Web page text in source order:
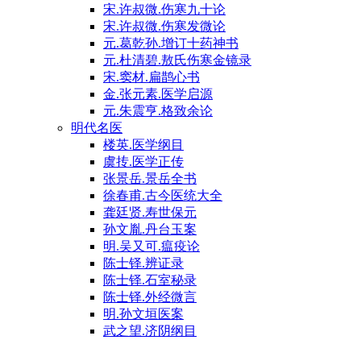
宋.许叔微.伤寒九十论
宋.许叔微.伤寒发微论
元.葛乾孙.增订十药神书
元.杜清碧.敖氏伤寒金镜录
宋.窦材.扁鹊心书
金.张元素.医学启源
元.朱震亨.格致余论
明代名医
楼英.医学纲目
虞抟.医学正传
张景岳.景岳全书
徐春甫.古今医统大全
龚廷贤.寿世保元
孙文胤.丹台玉案
明.吴又可.瘟疫论
陈士铎.辨证录
陈士铎.石室秘录
陈士铎.外经微言
明.孙文垣医案
武之望.济阴纲目